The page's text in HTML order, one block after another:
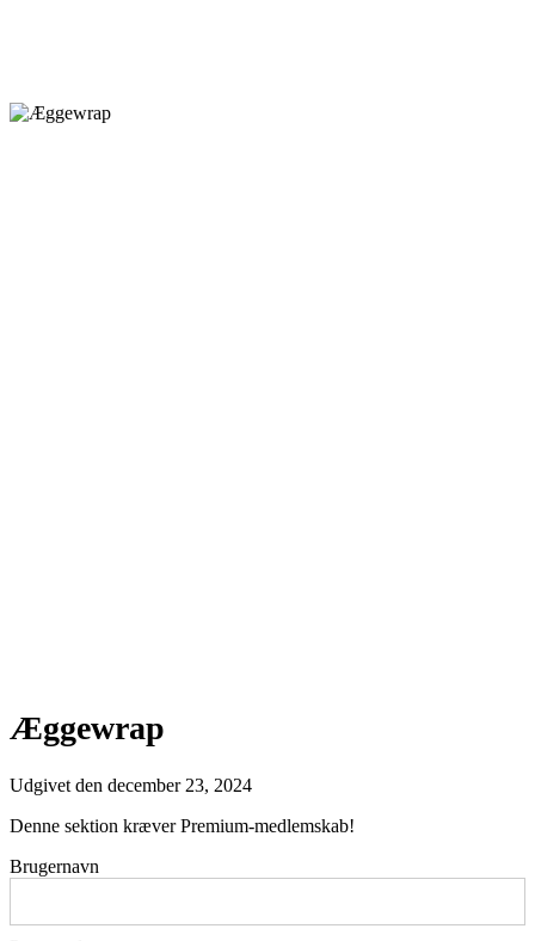
Æggewrap
Udgivet den december 23, 2024
Denne sektion kræver Premium-medlemskab!
Brugernavn